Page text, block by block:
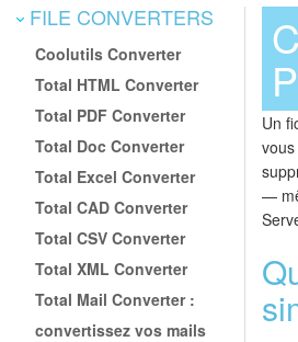
FILE CONVERTERS
Coolutils Converter
Total HTML Converter
Total PDF Converter
Total Doc Converter
Total Excel Converter
Total CAD Converter
Total CSV Converter
Total XML Converter
Total Mail Converter :
convertissez vos mails
Un
—